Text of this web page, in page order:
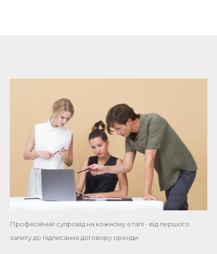
Професійний супровід на кожному етапі - від першого
запиту до підписання договору оренди